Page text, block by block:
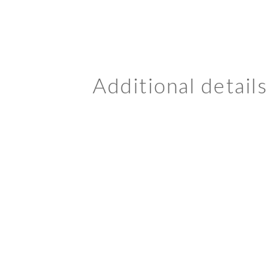
Additional details